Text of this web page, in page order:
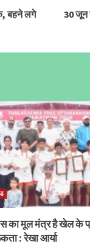
बहने लगे
30 जून
का मूल मंत्र है खेल के
: रेखा आर्या